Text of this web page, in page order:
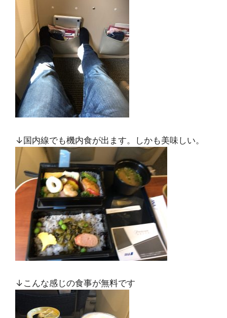
↓国内線でも機内食が出ます。しかも美味しい。
↓こんな感じの食事が無料です